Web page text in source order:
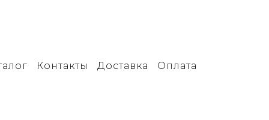
Контакты Доставка Оплата